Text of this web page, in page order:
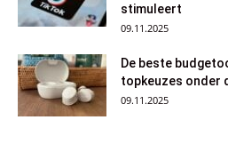
stimuleert
09.11.2025
De beste
topkeuzes onder
09.11.2025